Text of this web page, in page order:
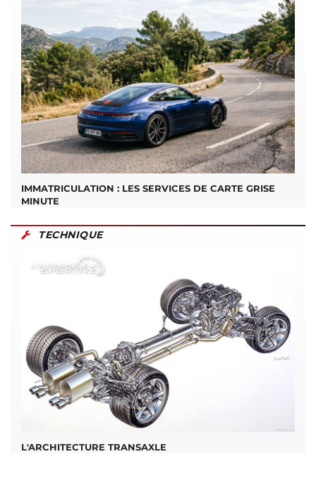
IMMATRICULATION : LES SERVICES DE CARTE GRISE
MINUTE
TECHNIQUE
L'ARCHITECTURE TRANSAXLE